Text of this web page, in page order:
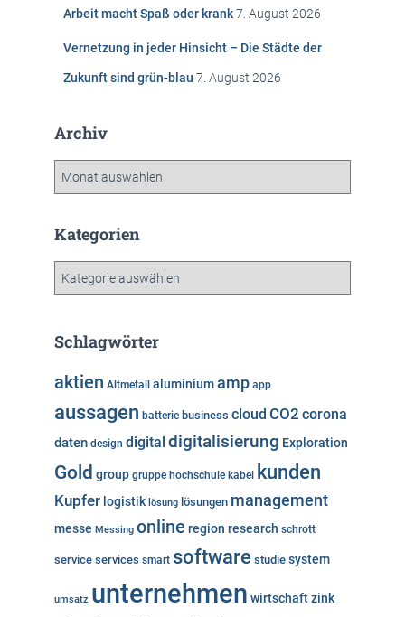
Arbeit macht Spaß oder krank7. August 2026
Vernetzung in jeder Hinsicht – Die Städte der
Zukunft sind grün-blau 7. August 2026
Archiv
h
Kategorien
g
r
i
n
Schlagwörter
aktien Altmetall aluminiumamp app
aussagen batterie business cloud CO2 corona
daten design digital digitalisierung Exploration
Gold group gruppe hochschule kabel kunden
Kupfer logistik lösung lösungen management
messe Messing online region research schrott
service services smart software studie system
umsatz unternehmen wirtschaftzink